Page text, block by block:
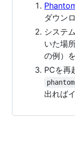
ダウン
システ
いた場
の例）
PCを再
出れば